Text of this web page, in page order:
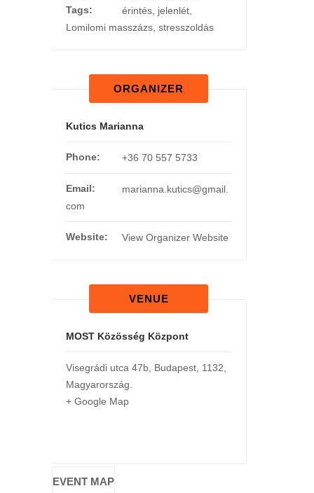
Tags:
érintés, jelenlét,
Lomilomi masszázs, stresszoldás
ORGANIZER
Kutics Marianna
Phone: +36 70 557 5733
Email:
marianna.kutics@gmail.
com
Website: View Organizer Website
VENUE
MOST Közösség Központ
Visegrádi utca 47b, Budapest, 1132
Magyarország
+ Google Map
EVENT MAP